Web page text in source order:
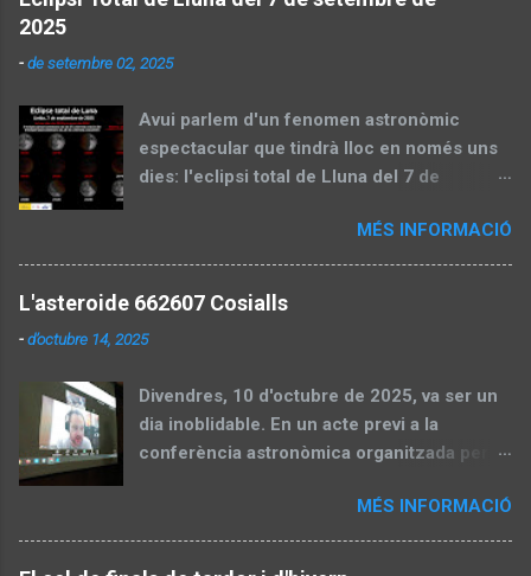
2025
-de setembre 02, 2025
Avui parlem d'un fenomen astronòmic
espectacular que tindrà lloc en només uns
dies: l'eclipsi total de Lluna del 7 de
també conegut com a "lluna de sang", és
una oportunitat perfecta per gaudir del cel
nocturn i aprendre sobre la mecànica
contingut en dues parts: una preparatòria
explicacions científiques, i una segona part
que actualitzarem després amb un recull
d'imatges capturades pels socis de la
Part 1: Preparació per a l'eclipsi Visibilitat:
Des d'on es podrà veure en la seva totalitat i
MÉS INFORMACIÓ
L'asteroide 662607 Cosialls
-d’octubre 14, 2025
Divendres, 10 d'octubre de 2025, va ser un
dia inoblidable. En un acte previ a la
conferència astronòmica organitzada per la
l'astrònom Kacper Wierzchos —reconegut
descobridor de cometes i asteroides— va
anunciar, la designació de l'asteroide
MÉS INFORMACIÓ